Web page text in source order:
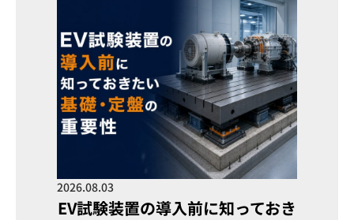
2026.08.03
EV試験装置の導入前に知っておき